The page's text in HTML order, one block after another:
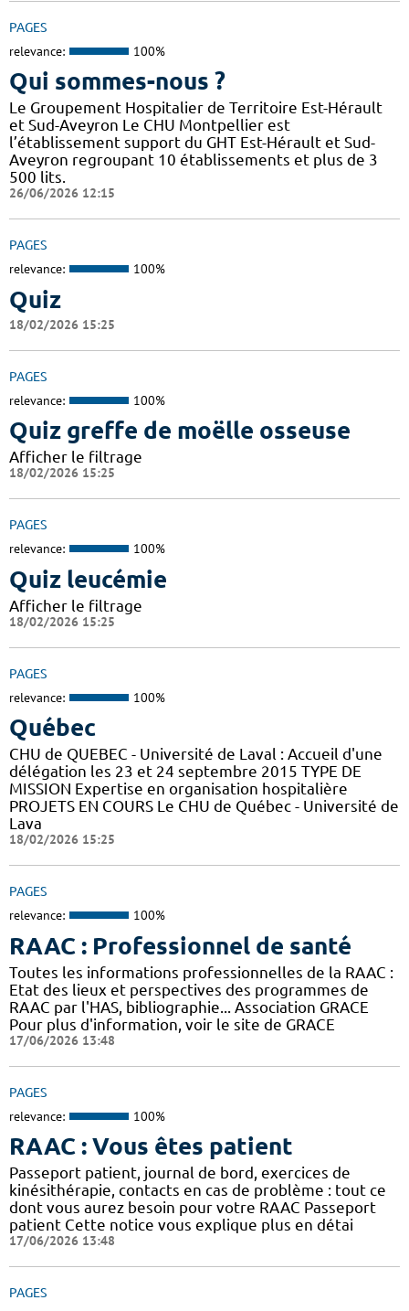
PAGES
relevance: 100%
Qui sommes-nous ?
Le Groupement Hospitalier de Territoire Est-Hérault
et Sud-Aveyron Le CHU Montpellier est
l’établissement support du GHT Est-Hérault et Sud-
Aveyron regroupant 10 établissements et plus de 3
500 lits.
26/06/2026 12:15
PAGES
relevance: 100%
Quiz
18/02/2026 15:25
PAGES
relevance: 100%
Quiz greffe de moëlle osseuse
Afficher le filtrage
18/02/2026 15:25
PAGES
relevance: 100%
Quiz leucémie
Afficher le filtrage
18/02/2026 15:25
PAGES
relevance: 100%
Québec
CHU de QUEBEC - Université de Laval : Accueil d'une
délégation les 23 et 24 septembre 2015 TYPE DE
MISSION Expertise en organisation hospitalière
PROJETS EN COURS Le CHU de Québec - Université de
Lava
18/02/2026 15:25
PAGES
relevance: 100%
RAAC : Professionnel de santé
Toutes les informations professionnelles de la RAAC :
Etat des lieux et perspectives des programmes de
RAAC par l'HAS, bibliographie... Association GRACE
Pour plus d'information, voir le site de GRACE
17/06/2026 13:48
PAGES
relevance: 100%
RAAC : Vous êtes patient
Passeport patient, journal de bord, exercices de
kinésithérapie, contacts en cas de problème : tout ce
dont vous aurez besoin pour votre RAAC Passeport
patient Cette notice vous explique plus en détai
17/06/2026 13:48
PAGES